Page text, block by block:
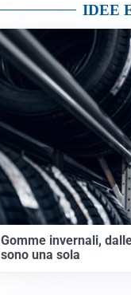
IDEE
Gomme invernali,
sono una sola